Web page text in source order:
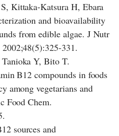
Kittaka-Katsura H, Ebara
and bioavailability
from edible algae. J Nutr
331.
Tanioka Y, Bito T.
B12 compounds in foods
among vegetarians and
Food Chem.
sources and